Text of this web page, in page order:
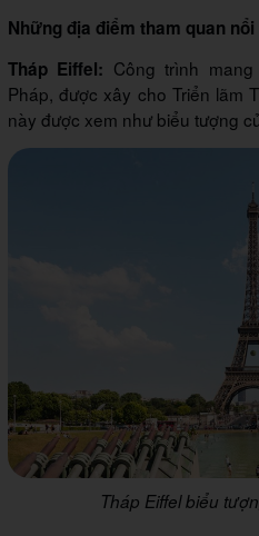
Những địa điểm tham quan
Tháp Eiffel: Công trình
Pháp, được xây cho Triển lãm
này được xem như biểu tượng
Tháp Eiffel biểu